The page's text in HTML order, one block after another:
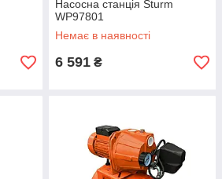
Насосна станція Sturm
WP97801
Немає в наявності
6 591 ₴